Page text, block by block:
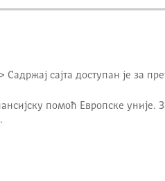
> Садржај сајта доступан је за
помоћ Европске уније.